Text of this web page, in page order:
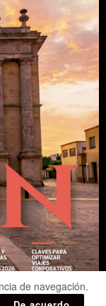
de navegación.